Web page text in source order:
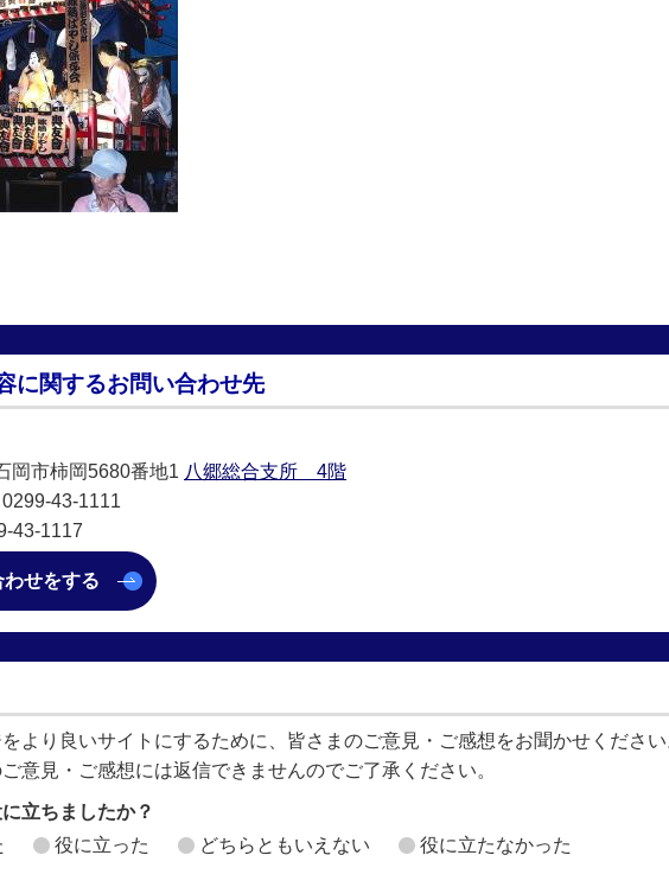
に関するお問い合わせ先
岡市柿岡5680番地1 八郷総合支所 4階
43-1111
43-1117
わせをする
より良いサイトにするために、皆さまのご意見・ご感想をお聞かせくださ
意見・ご感想には返信できませんのでご了承ください。
立ちましたか？
役に立った どちらともいえない 役に立たなかった